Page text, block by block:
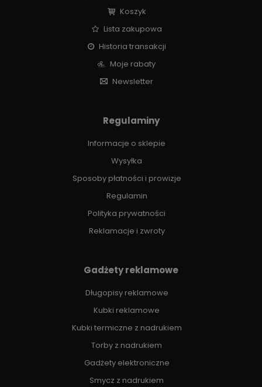
Koszyk
Lista zakupowa
Historia transakcji
Moje rabaty
Newsletter
Regulaminy
Informacje o sklepie
Wysyłka
Sposoby płatności i prowizje
Regulamin
Polityka prywatności
Reklamacje i zwroty
Gadżety reklamowe
Długopisy reklamowe
Kubki reklamowe
Kubki termiczne z nadrukiem
Torby z nadrukiem
Gadżety elektroniczne
Smycz z nadrukiem